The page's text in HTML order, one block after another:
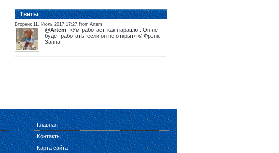
Tвиты
Вторник 11, Июль 2017 17:27 from Artem
@Artem: «Ум работает, как парашют. Он не
будет работать, если он не открыт» © Фрэнк
Заппа.
Главная
Контакты
Карта сайта